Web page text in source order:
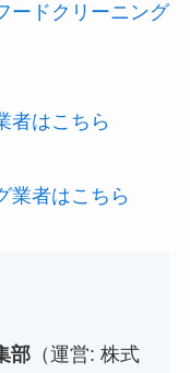
ードクリーニング
者はこちら
業者はこちら
部（運営: 株式